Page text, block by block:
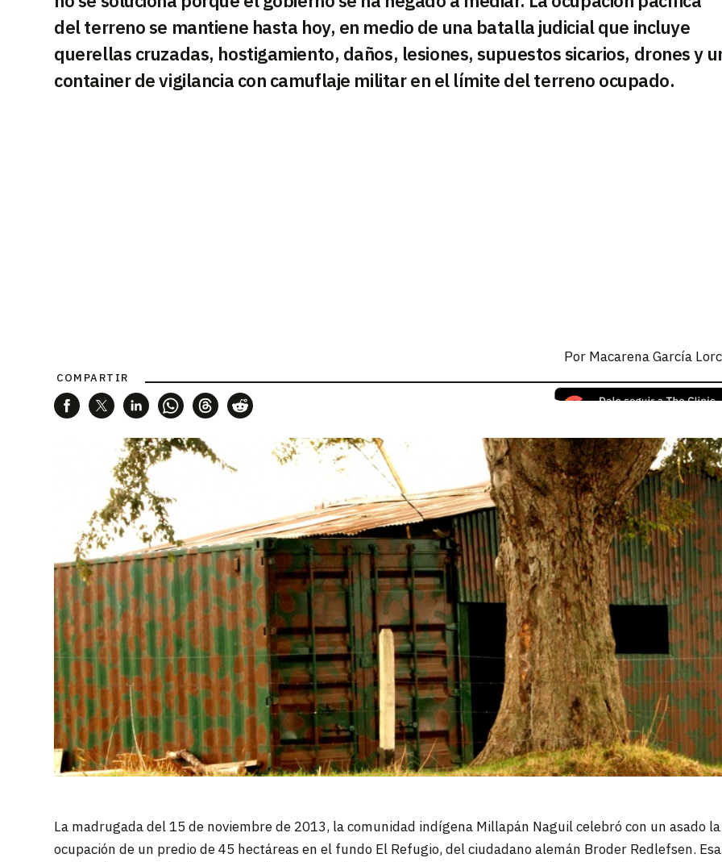
del terreno se mantiene hasta hoy, en medio de una batalla judicial que incluye
querellas cruzadas, hostigamiento, daños, lesiones, supuestos sicarios, drones y
container de vigilancia con camuflaje militar en el límite del terreno ocupado.
Por Macarena García
COMPARTIR
La madrugada del 15 de noviembre de 2013, la comunidad indígena Millapán Naguil celebró con un asado la
ocupación de un predio de 45 hectáreas en el fundo El Refugio, del ciudadano alemán Broder Redlefsen. Esa